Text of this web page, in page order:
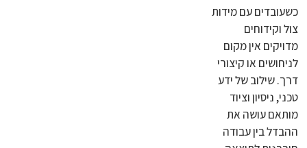
כשעובדים עם מידות
צול וקידוחים
מדויקים אין מקום
לניחושים או קיצורי
דרך. שילוב של ידע
טכני, ניסיון וציוד
מותאם עושה את
ההבדל בין עבודה